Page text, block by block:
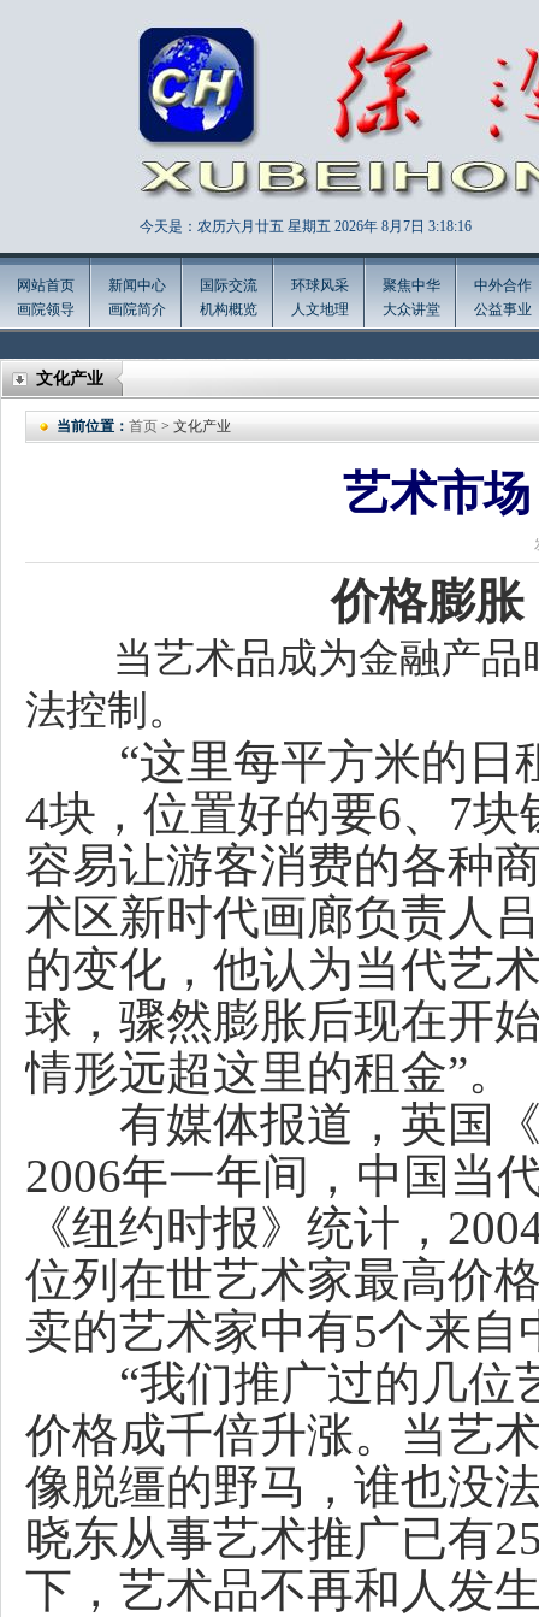
今天是：农历六月廿五 星期五 2026年 8月7日 3:18:17
网站首页
画院领导
新闻中心
画院简介
国际交流
机构概览
环球风采
人文地理
聚焦中华
大众讲堂
中外合作
公益事业
文化产业
当前位置： 首页 > 文化产业
艺术市
价格膨胀
当艺术品成为金融产品
法控制。
“这里每平方米的日
4块，位置好的要6、7
容易让游客消费的各种
术区新时代画廊负责人
的变化，他认为当代艺
球，骤然膨胀后现在开
情形远超这里的租金”。
有媒体报道，英国《
2006年一年间，中国当
《纽约时报》统计，
位列在世艺术家最高价
卖的艺术家中有5个来自
“我们推广过的几位
价格成千倍升涨。当艺
像脱缰的野马，谁也没
晓东从事艺术推广已有
下，艺术品不再和人发